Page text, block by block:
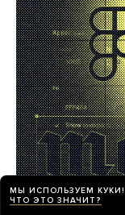
МЫ ИСПОЛЬЗУЕМ КУКИ!
ЧТО ЭТО ЗНАЧИТ?